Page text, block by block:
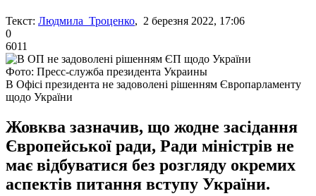
Текст: Людмила Троценко, 2 березня 2022, 17:06
0
6011
Фото: Пресс-служба президента Украины
В Офісі президента не задоволені рішенням Європарламенту
щодо України
Жовква зазначив, що жодне засідання
Європейської ради, Ради міністрів не
має відбуватися без розгляду окремих
аспектів питання вступу України.